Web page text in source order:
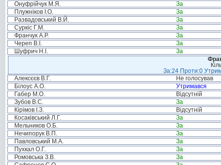
Онуфрійчук М.Я.
За
Плужніков І.О.
За
Развадовський В.Й.
За
Суркіс Г.М.
За
Франчук А.Р.
За
Череп В.І.
За
Шуфрич Н.І.
За
За:24 Проти:0
Алексєєв В.Г.
Не голосував
Білоус А.О.
Утримався
Габер М.О.
Відсутній
Зубов В.С.
За
Кірімов І.З.
Відсутній
Косаківський Л.Г.
За
Мельников О.Б.
За
Нечипорук В.П.
За
Павловський М.А.
За
Пухкал О.Г.
За
Ромовська З.В.
За